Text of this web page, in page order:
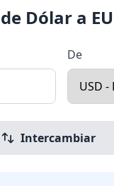
Dólar a
De
Intercambiar